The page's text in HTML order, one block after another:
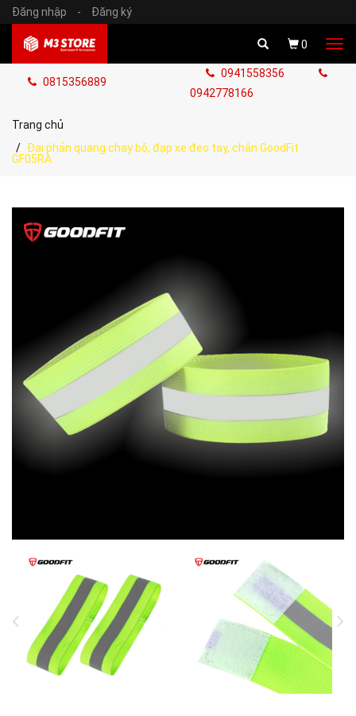
Đăng nhập - Đăng ký
0
0815356889
0941558356
0942778166
Trang chủ
Đai phản quang chạy bộ, đạp xe đeo tay, chân GoodFit
GF05RA